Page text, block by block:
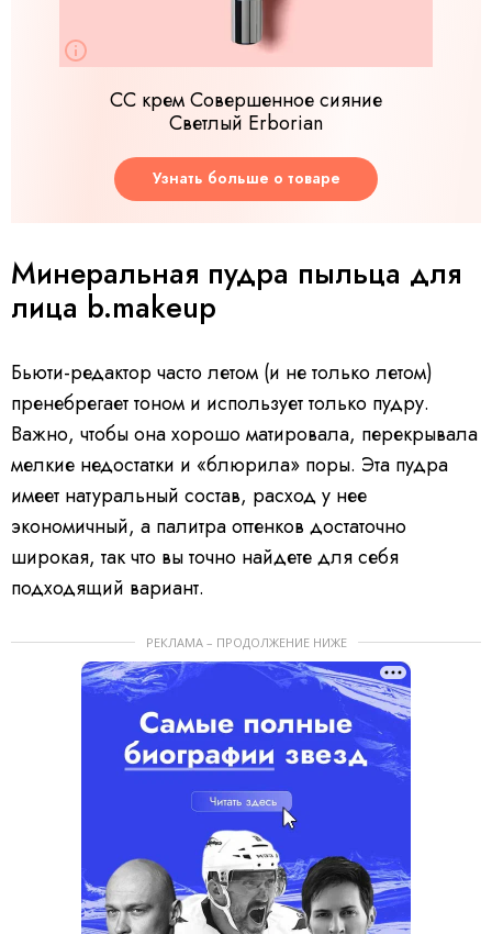
СС крем Совершенное сияние
Cветлый Erborian
Узнать больше о товаре
Минеральная пудра пыльца для
лица b.makeup
Бьюти-редактор часто летом (и не только летом)
пренебрегает тоном и использует только пудру.
Важно, чтобы она хорошо матировала, перекрывала
мелкие недостатки и «блюрила» поры. Эта пудра
имеет натуральный состав, расход у нее
экономичный, а палитра оттенков достаточно
широкая, так что вы точно найдете для себя
подходящий вариант.
РЕКЛАМА – ПРОДОЛЖЕНИЕ НИЖЕ